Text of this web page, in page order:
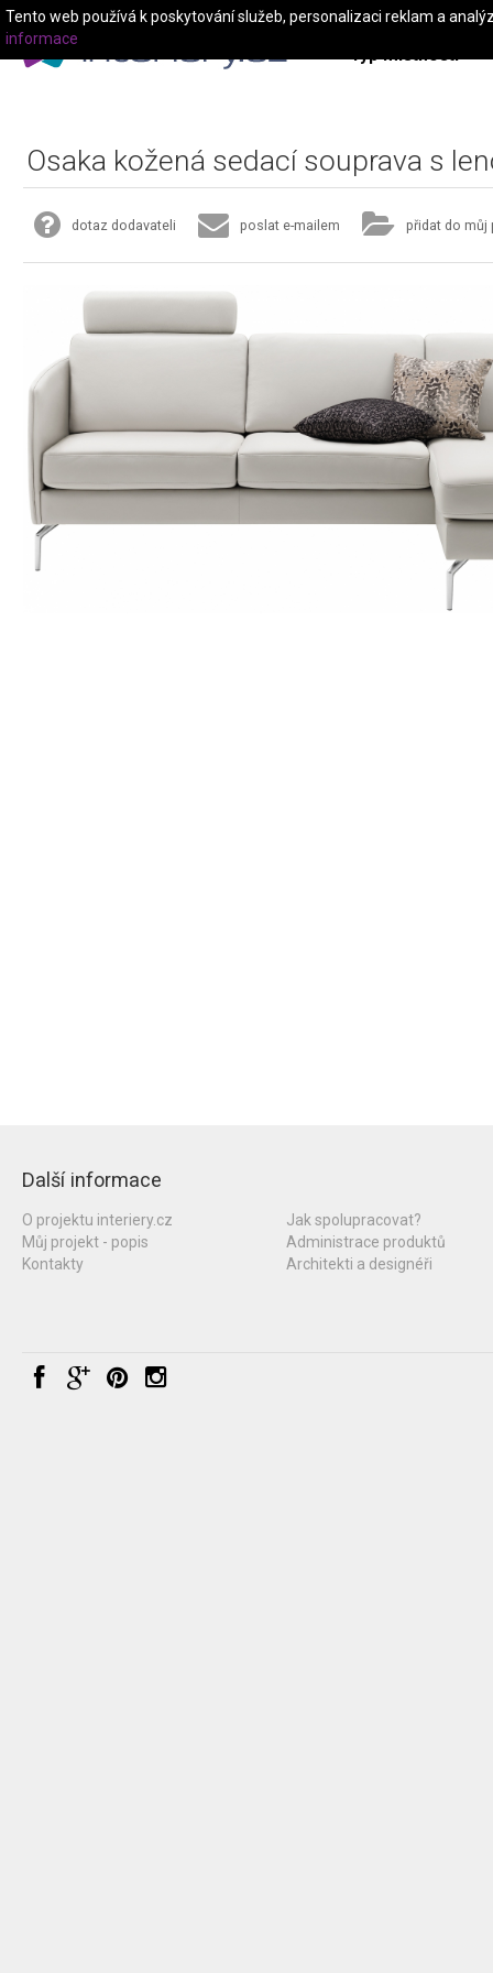
Typ místnosti
Osaka kožená sedací souprava s
dotaz dodavateli poslat e-mailem přidat do můj
Další informace
O projektu interiery.cz
Můj projekt - popis
Kontakty
Jak spolupracovat?
Administrace produktů
Architekti a designéři
Tento web používá k poskytování služeb, personalizaci reklam a
informace